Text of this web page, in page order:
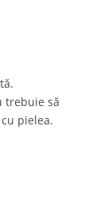
trebuie să
pielea.